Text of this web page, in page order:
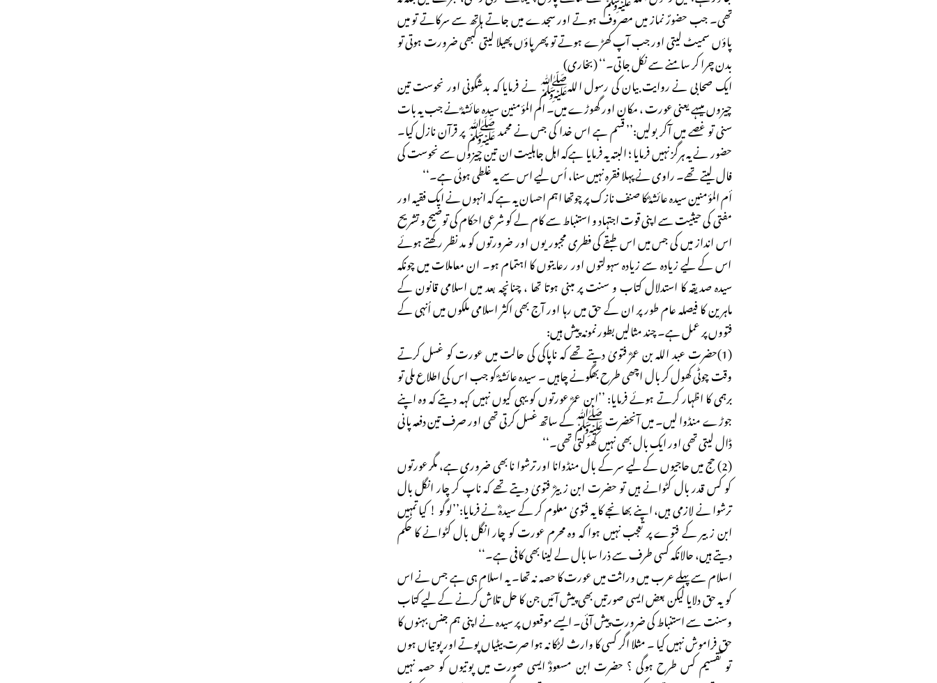
تھی۔ جب حضورؐ نماز میں مصروف ہوتے اور سجدے میں جاتے ہاتھ سے سرکاتے تو میں
پاؤں سمیٹ لیتی اور جب آپ کھڑے ہوتے تو پھر پاؤں پھیلا لیتی کبھی ضرورت ہوتی تو
بدن چرا کر سامنے سے نکل جاتی۔‘‘ (بخاری)
ایک صحابی نے روایت بیان کی رسول اللہﷺ نے فرمایا کہ بدشگونی اور نحوست تین
چیزوں میںہے یعنی عورت ، مکان اور گھوڑے میں۔ ام المؤمنین سیدہ عائشہؓ نے جب یہ بات
سنی تو غصے میں آکر بولیں:’’ قسم ہے اس خدا کی جس نے محمد ﷺ پر قرآن نازل کیا۔
حضور نے یہ ہرگز نہیں فرمایا ؛ البتہ یہ فرمایا ہےکہ اہل جاہلیت ان تین چیزوں سے نحوست کی
فال لیتے تھے۔ راوی نے پہلا فقرہ نہیں سنا، اُس لیے اس سے یہ غلطی ہوئی ہے۔‘‘
أم المؤمنین سیدہ عائشہؓ کا صنف نازک پر چوتھا اہم احسان یہ ہے کہ انہوں نے ایک فقیہ اور
مفتی کی حیثیت سے اپنی قوت اجتہاد و استنباط سے کام لے کو شرعی احکام کی توضیح و تشریح
اس انداز میں کی جس میں اس طبقے کی فطری مجبوریوں اور ضرورتوں کو مد نظر رکھتے ہوئے
اس کے لیے زیادہ سے زیادہ سہولتوں اور رعایتوں کا اہتمام ہو۔ ان معاملات میں چونکہ
سیدہ صدیقہ کا استدلال کتاب و سنت پر مبنی ہوتا تھا ، چنانچہ بعد میں اسلامی قانون کے
ماہرین کا فیصلہ عام طور پر ان کے حق میں رہا اور آج بھی اکثر اسلامی ملکوں میں اُنہی کے
فتووں پر عمل ہے۔ چند مثالیں بطور نمونہ پیش ہیں:
(1)حضرت عبد اللہ بن عمرؓ فتویٰ دیتے تھے کہ ناپاکی کی حالت میں عورت کو غسل کرتے
وقت چوٹی کھول کر بال اچھی طرح بھگونے چاہیں ۔ سیدہ عائشہؓ کو جب اس کی اطلاع ملی تو
برہمی کا اظہار کرتے ہوئے فرمایا: ’’ابن عمرؓ عورتوں کو یہی کیوں نہیں کہہ دیتے کہ وہ اپنے
جوڑے منڈوا لیں۔ میں آنحضرت ﷺکے ساتھ غسل کرتی تھی اور صرف تین دفعہ پانی
ڈال لیتی تھی اور ایک بال بھی نہیں کھولتی تھی۔‘‘
(2) حج میں حاجیوں کے لیے سر کے بال منڈوانا اور ترشوا نا بھی ضروری ہے، مگر عورتوں
کو کس قدر بال کٹوانے ہیں تو حضرت ابن زبیرؓ فتویٰ دیتے تھے کہ ناپ کر چار انگل بال
ترشوا نے لازمی ہیں، اپنے بھانجے کا یہ فتویٰ معلوم کر کے سیدہؓ نے فرمایا:’’لوگو ! کیا تمہیں
ابن زبیر کے فتوے پر تعجب نہیں ہوا کہ وہ محرم عورت کو چار انگل بال کٹوانے کا حکم
دیتے ہیں، حالانکہ کسی طرف سے ذرا سا بال لے لینا بھی کافی ہے۔‘‘
اسلام سے پہلے عرب میں وراثت میں عورت کا حصہ نہ تھا۔ یہ اسلام ہی ہے جس نے اس
کو یہ حق دلایا لیکن بعض ایسی صورتیں بھی پیش آئیں جن کا حل تلاش کرنے کے لیے کتاب
وسنت سے استنباط کی ضرورت پیش آئی۔ ایسے موقعوں پر سیدہ نے اپنی ہم جنس بہنوں کا
حق فراموش نہیں کیا ۔ مثلا اگر کسی کا وارث لڑکا نہ ہوا صرت بیٹیاں پوتے اور پوتیاں ہوں
تو تقسیم کس طرح ہوگی ؟ حضرت ابن مسعودؓ ایسی صورت میں پوتیوں کو حصہ نہیں